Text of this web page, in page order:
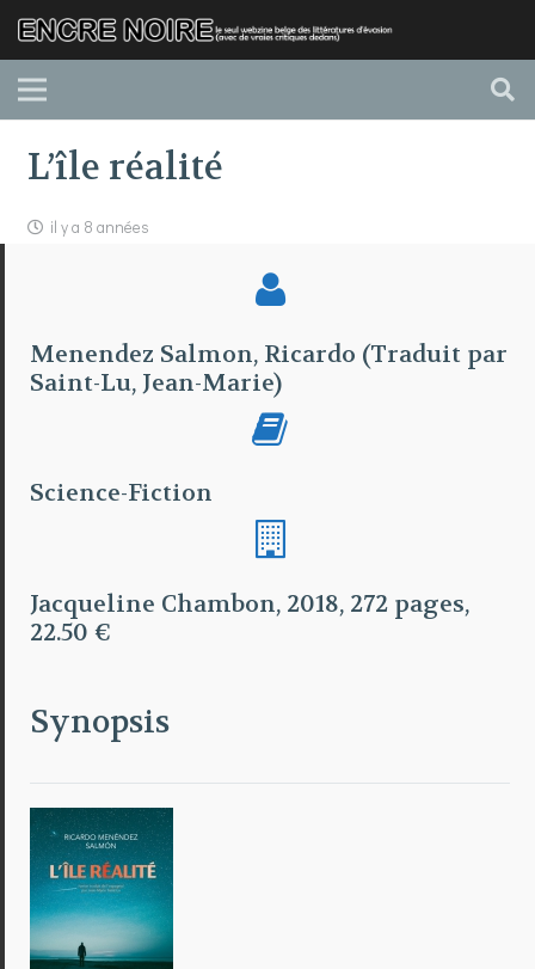
L’île réalité
il y a 8 années
Menendez Salmon, Ricardo (Traduit par
Saint-Lu, Jean-Marie)
Science-Fiction
Jacqueline Chambon, 2018, 272 pages,
22.50 €
Synopsis